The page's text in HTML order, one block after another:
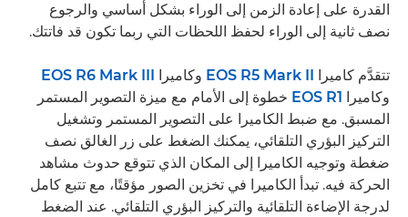
القدرة على إعادة الزمن إلى الوراء بشكل أساسي والرجوع
نصف ثانية إلى الوراء لحفظ اللحظات التي ربما تكون قد فاتتك.
تتقدَّم كاميرا EOS R5 Mark II وكاميرا
EOS R6 Mark III
وكاميرا
EOS R1 خطوة إلى الأمام مع ميزة التصوير المستمر
المسبق. مع ضبط الكاميرا على التصوير المستمر وتشغيل
التركيز البؤري التلقائي، يمكنك الضغط على زر الغالق نصف
ضغطة وتوجيه الكاميرا إلى المكان الذي تتوقع حدوث مشاهد
الحركة فيه. تبدأ الكاميرا في تخزين الصور مؤقتًا، مع تتبع كامل
لدرجة الإضاءة التلقائية والتركيز البؤري التلقائي. عند الضغط